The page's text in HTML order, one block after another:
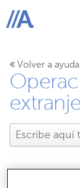
ABANCA
Volver a ayuda